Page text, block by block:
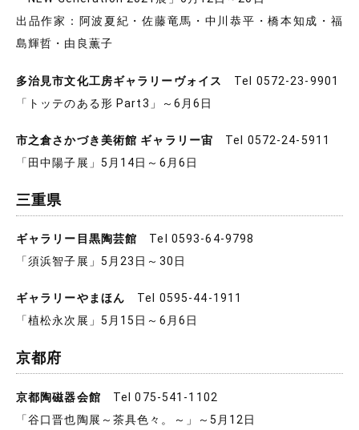
出品作家：阿波夏紀・佐藤竜馬・中川恭平・橋本知成・福
島輝哲・由良薫子
多治見市文化工房ギャラリーヴォイス
Tel 0572-23-9901
「トッテのある形 Part3」～6月6日
市之倉さかづき美術館 ギャラリー宙 Tel 0572-24-5911
「田中陽子展」5月14日～6月6日
三重県
ギャラリー目黒陶芸館 Tel 0593-64-9798
「須浜智子展」5月23日～30日
ギャラリーやまほん Tel 0595-44-1911
「植松永次展」5月15日～6月6日
京都府
京都陶磁器会館 Tel 075-541-1102
「谷口晋也陶展～茶具色々。～」～5月12日